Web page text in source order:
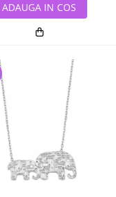
ADAUGA IN COS